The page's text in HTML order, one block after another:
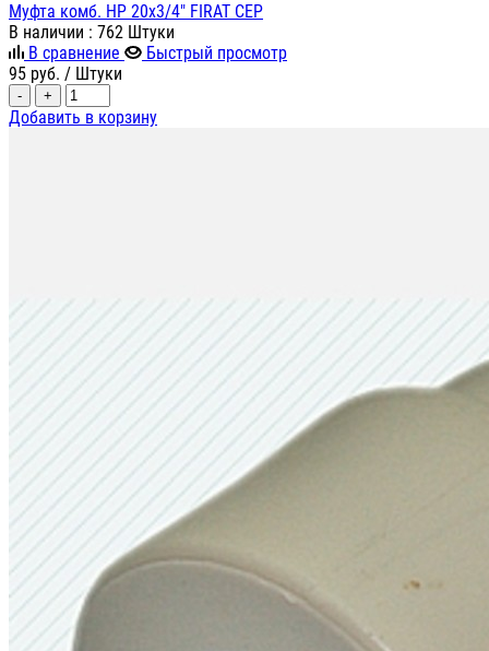
Муфта комб. НР 20х3/4" FIRAT СЕР
В наличии : 762 Штуки
В сравнение
Быстрый просмотр
95 руб. / Штуки
- +
Добавить в корзину